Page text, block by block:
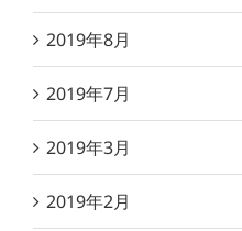
2019年8月
2019年7月
2019年3月
2019年2月